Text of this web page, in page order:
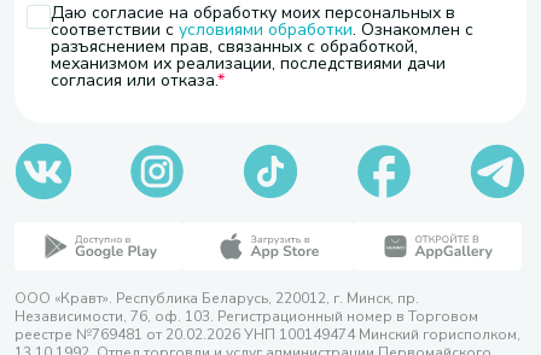
Даю согласие на обработку моих персональных в
соответствии с условиями обработки. Ознакомлен с
разъяснением прав, связанных с обработкой,
механизмом их реализации, последствиями дачи
согласия или отказа.
ООО «Кравт». Республика Беларусь, 220012, г. Минск, пр.
Независимости, 76, оф. 103. Регистрационный номер в Торговом
реестре №769481 от 20.02.2026 УНП 100149474 Минский горисполком,